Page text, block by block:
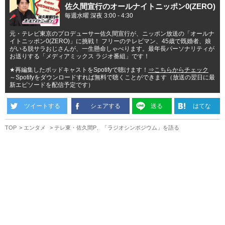
佐久間宣行のオールナイトニッポン0(ZERO)
毎週水曜 深夜 3:00 - 4:30
元・テレビ東京のプロデューサー佐久間宣行が、ニッポン放送の「オールナ
イトニッポン0(ZERO)」に挑戦！ フリーのテレビマン、45歳で既婚者、娘
がいる脱サラおじさんが、一生懸命しゃべります。最年長パーソナリティが
お送りする「メディアミックス ラジオ番組」です！
★再編集したポッドキャストをSpotifyで聴けます！ ⇒こちらからチェック
～Spotifyをダウンロードすれば無料で聴くことができます（放送の翌日に最
新エピソードを配信予定です）
ツイートする シェアする 送る はてな
TOP エンタメ テレ東・佐久間P、「ラジオシンポジウム」を語る